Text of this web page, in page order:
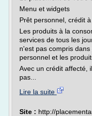
Menu et widgets
Prêt personnel, crédit
Les produits à la
services de tous les
n'est pas compris
personnel et les
Avec un crédit affecté,
pas...
Lire la suite
Site : http://